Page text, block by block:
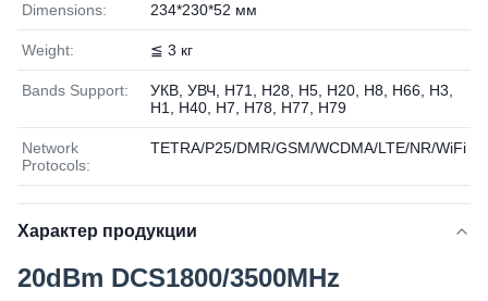
Dimensions: 234*230*52 мм
Weight: ≦ 3 кг
Bands Support:
УКВ, УВЧ, Н71, Н28, Н5, Н20, Н8, Н66, Н3,
Н1, Н40, Н7, Н78, Н77, Н79
Network
Protocols:
TETRA/P25/DMR/GSM/WCDMA/LTE/NR/WiFi
Характер продукции
20dBm DCS1800/3500MHz